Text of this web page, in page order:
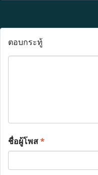
ตอบกระทู้
ชื่อผู้โพส*